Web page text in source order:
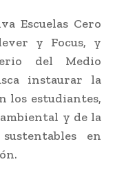
Escuelas Cero
y Focus, y
del Medio
instaurar la
los estudiantes,
y de la
en